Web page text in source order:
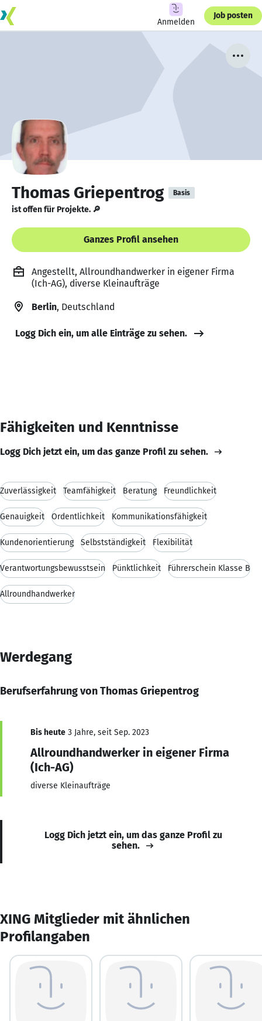
Anmelden
Job posten
Thomas Griepentrog Basis
ist offen für Projekte. 🔎
Ganzes Profil ansehen
Angestellt, Allroundhandwerker in eigener Firma
(Ich-AG), diverse Kleinaufträge
Berlin, Deutschland
Logg Dich ein, um alle Einträge zu sehen.
Fähigkeiten und Kenntnisse
Logg Dich jetzt ein, um das ganze Profil zu sehen.
Zuverlässigkeit Teamfähigkeit Beratung Freundlichkeit
Genauigkeit Ordentlichkeit Kommunikationsfähigkeit
Kundenorientierung Selbstständigkeit Flexibilität
Verantwortungsbewusstsein Pünktlichkeit Führerschein Klasse B
Allroundhandwerker
Werdegang
Berufserfahrung von Thomas Griepentrog
Bis heute 3 Jahre, seit Sep. 2023
Allroundhandwerker in eigener Firma
(Ich-AG)
diverse Kleinaufträge
Logg Dich jetzt ein, um das ganze Profil zu
sehen.
XING Mitglieder mit ähnlichen
Profilangaben